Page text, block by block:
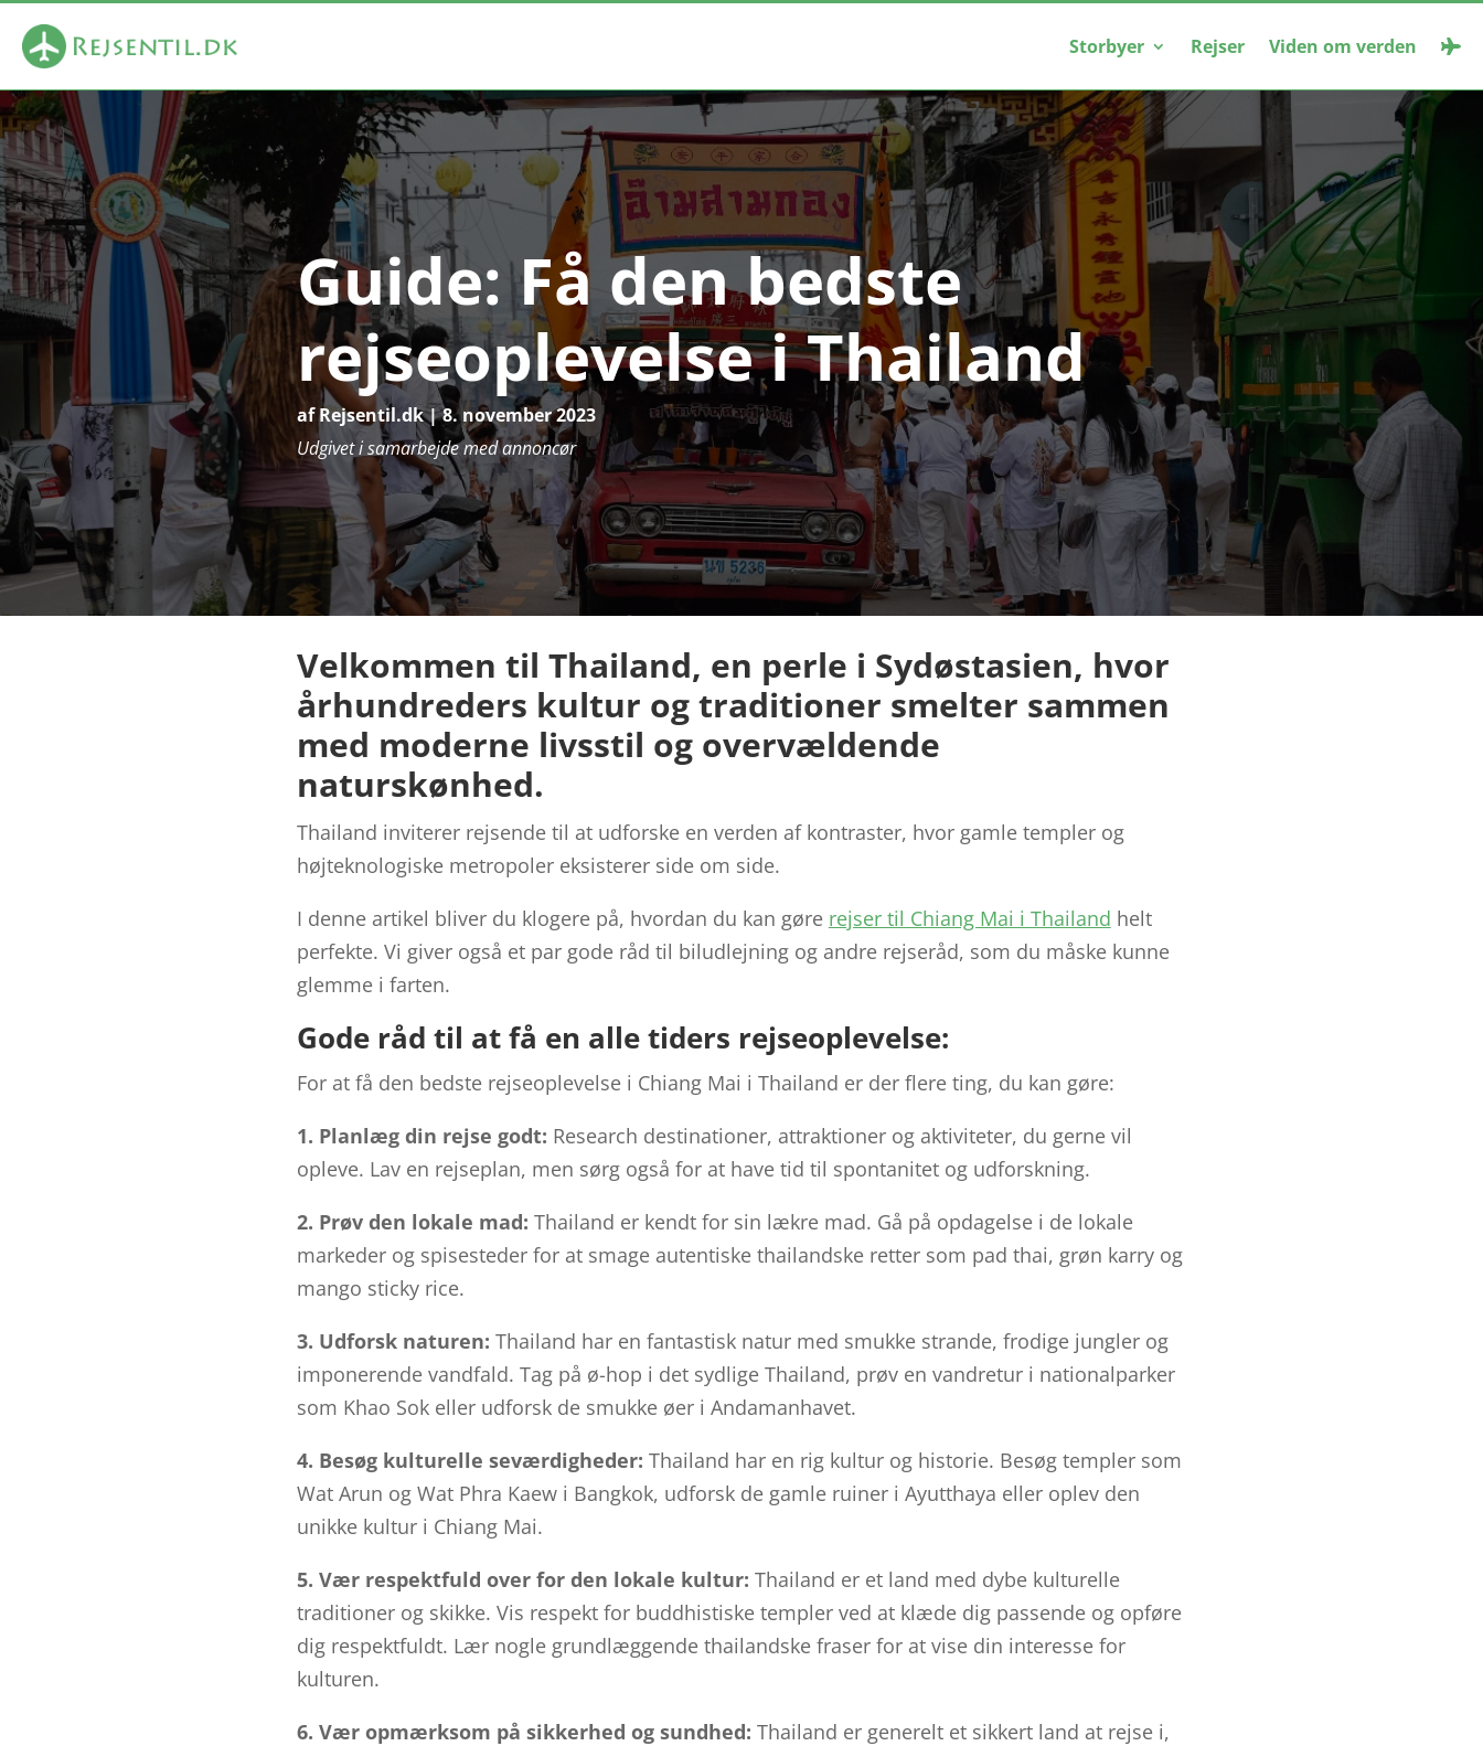
Storbyer Rejser Viden om verden
Guide: Få den bedste
rejseoplevelse i Thailand
afRejsentil.dk|8. november 2023
Udgivet i samarbejde med annoncør
Velkommen til Thailand, en perle i Sydøstasien, hvor
århundreders kultur og traditioner smelter sammen
med moderne livsstil og overvældende
naturskønhed.
Thailand inviterer rejsende til at udforske en verden af kontraster, hvor gamle templer og
højteknologiske metropoler eksisterer side om side.
I denne artikel bliver du klogere på, hvordan du kan gøre rejser til Chiang Mai i Thailand helt
perfekte. Vi giver også et par gode råd til biludlejning og andre rejseråd, som du måske kunne
glemme i farten.
Gode råd til at få en alle tiders rejseoplevelse:
For at få den bedste rejseoplevelse i Chiang Mai i Thailand er der flere ting, du kan gøre:
1. Planlæg din rejse godt: Research destinationer, attraktioner og aktiviteter, du gerne vil
opleve. Lav en rejseplan, men sørg også for at have tid til spontanitet og udforskning.
2. Prøv den lokale mad: Thailand er kendt for sin lækre mad. Gå på opdagelse i de lokale
markeder og spisesteder for at smage autentiske thailandske retter som pad thai, grøn karry og
mango sticky rice.
3. Udforsk naturen: Thailand har en fantastisk natur med smukke strande, frodige jungler og
imponerende vandfald. Tag på ø-hop i det sydlige Thailand, prøv en vandretur i nationalparker
som Khao Sok eller udforsk de smukke øer i Andamanhavet.
4. Besøg kulturelle seværdigheder: Thailand har en rig kultur og historie. Besøg templer som
Wat Arun og Wat Phra Kaew i Bangkok, udforsk de gamle ruiner i Ayutthaya eller oplev den
unikke kultur i Chiang Mai.
5. Vær respektfuld over for den lokale kultur: Thailand er et land med dybe kulturelle
traditioner og skikke. Vis respekt for buddhistiske templer ved at klæde dig passende og opføre
dig respektfuldt. Lær nogle grundlæggende thailandske fraser for at vise din interesse for
kulturen.
6. Vær opmærksom på sikkerhed og sundhed: Thailand er generelt et sikkert land at rejse i,